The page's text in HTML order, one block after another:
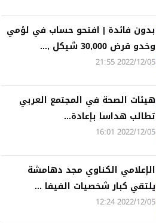
بدون فائدة | افتحو حساب في لؤمي
وخدو قرض 30,000 شيكل ,...
2022/12/05 21:55
هيئات الصحة في المجتمع العربي
تطالب هداسا بإعادة...
2022/12/05 16:01
الإعلامي الكناوي مجد دهامشة
يلتقي كبار شخصيات الفيفا ...
2022/12/05 12:24